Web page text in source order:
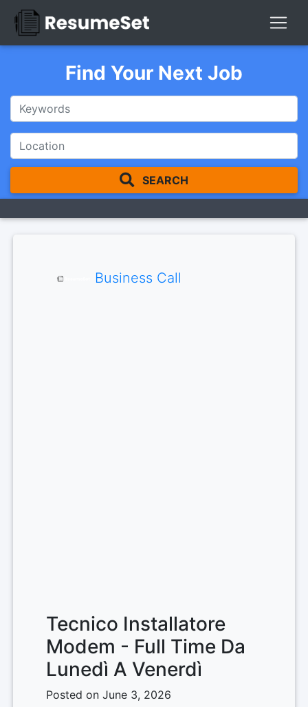
Find Your Next Job
SEARCH
Business Call
Tecnico Installatore
Modem - Full Time Da
Lunedì A Venerdì
Posted on June 3, 2026